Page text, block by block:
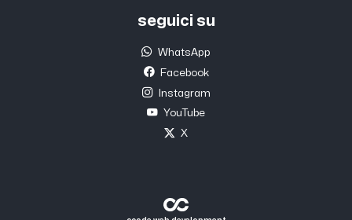
seguici su
WhatsApp
Facebook
Instagram
YouTube
X